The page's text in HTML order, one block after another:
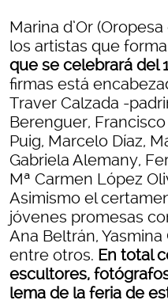
Marina d’Or
los artistas que
que se celebrará del
firmas está
Traver Calzada -
Berenguer,
Puig, Marcelo Díaz,
Gabriela Alemany,
Mª Carmen López
Asimismo el
jóvenes promesas
Ana Beltrán,
entre otros. En total
escultores,
lema de la feria de